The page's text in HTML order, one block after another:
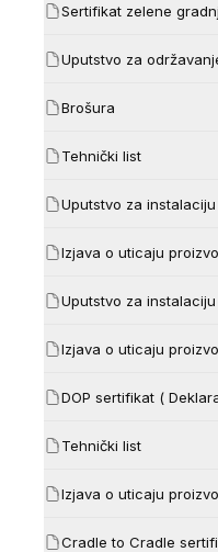
Sertifikat zelene
Uputstvo za
Brošura
Tehnički list
Uputstvo za instalaciju
Izjava o uticaju
Uputstvo za instalaciju
Izjava o uticaju
DOP sertifikat (
Tehnički list
Izjava o uticaju
Cradle to Cradle